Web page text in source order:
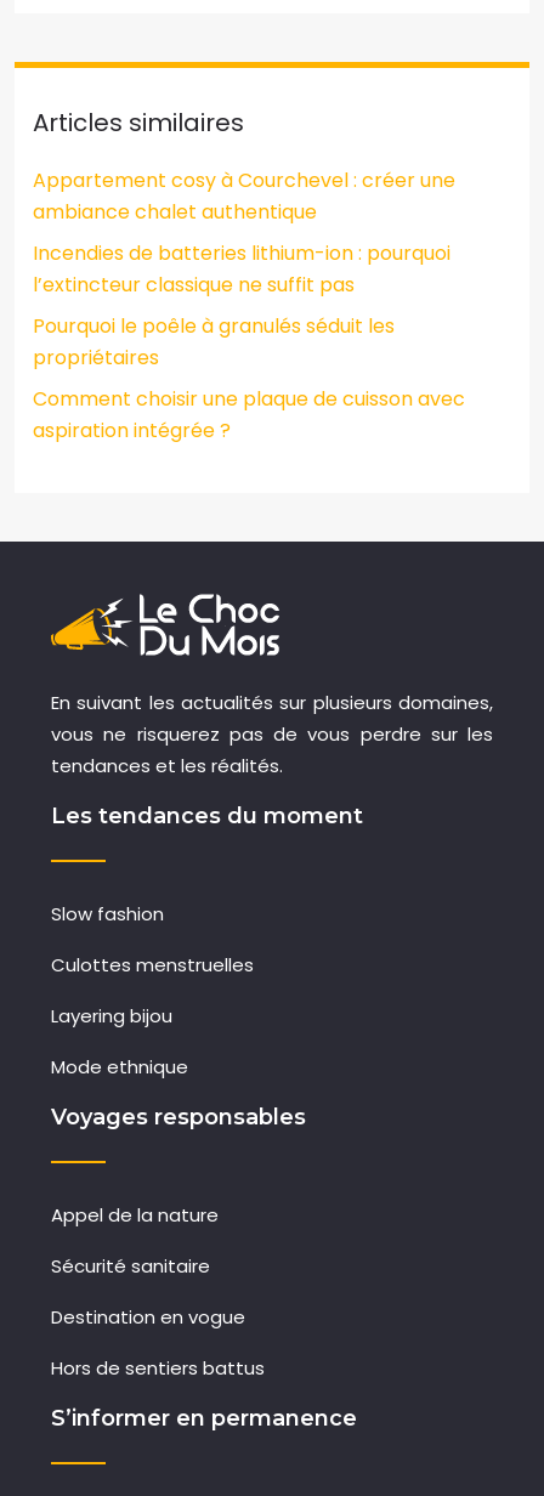
Articles similaires
Appartement cosy à Courchevel : créer une
ambiance chalet authentique
Incendies de batteries lithium-ion : pourquoi
l’extincteur classique ne suffit pas
Pourquoi le poêle à granulés séduit les
propriétaires
Comment choisir une plaque de cuisson avec
aspiration intégrée ?
En suivant les actualités sur plusieurs domaines,
vous ne risquerez pas de vous perdre sur les
tendances et les réalités.
Les tendances du moment
Slow fashion
Culottes menstruelles
Layering bijou
Mode ethnique
Voyages responsables
Appel de la nature
Sécurité sanitaire
Destination en vogue
Hors de sentiers battus
S’informer en permanence